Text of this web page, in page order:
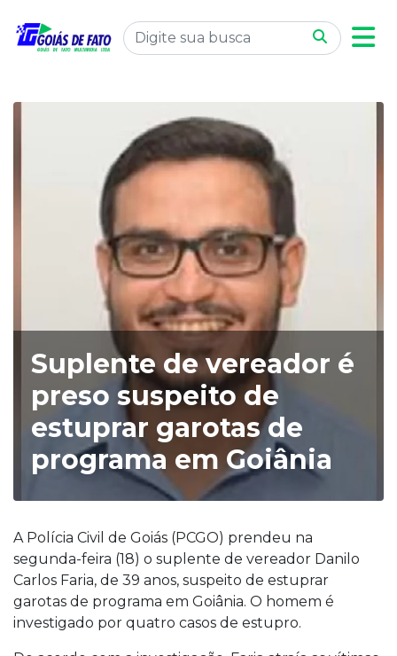
Suplente de vereador é
preso suspeito de
estuprar garotas de
programa em Goiânia
A Polícia Civil de Goiás (PCGO) prendeu na
segunda-feira (18) o suplente de vereador Danilo
Carlos Faria, de 39 anos, suspeito de estuprar
garotas de programa em Goiânia. O homem é
investigado por quatro casos de estupro.